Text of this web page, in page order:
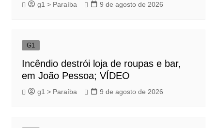
g1 > Paraíba 9 de agosto de 2026
G1
Incêndio destrói loja de roupas e bar,
em João Pessoa; VÍDEO
g1 > Paraíba 9 de agosto de 2026